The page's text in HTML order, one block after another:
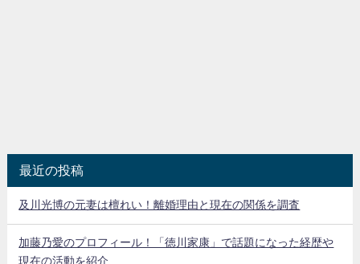
最近の投稿
及川光博の元妻は檀れい！離婚理由と現在の関係を調査
加藤乃愛のプロフィール！「徳川家康」で話題になった経歴や
現在の活動を紹介